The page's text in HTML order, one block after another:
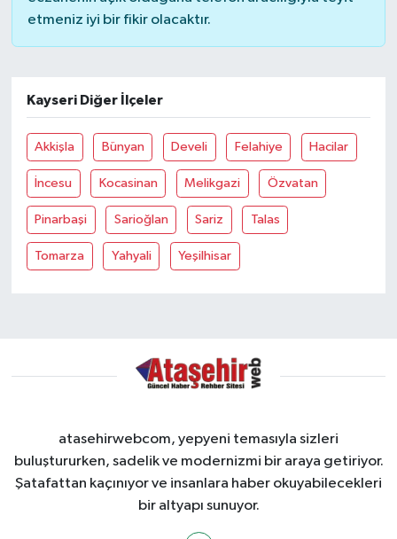
etmeniz iyi bir fikir olacaktır.
Kayseri Diğer İlçeler
Akkişla Bünyan Develi Felahiye Hacilar
İncesu Kocasinan Melikgazi Özvatan
Pinarbaşi Sarioğlan Sariz Talas
Tomarza Yahyali Yeşilhisar
atasehirwebcom, yepyeni temasıyla sizleri
buluştururken, sadelik ve modernizmi bir araya getiriyor.
Şatafattan kaçınıyor ve insanlara haber okuyabilecekleri
bir altyapı sunuyor.